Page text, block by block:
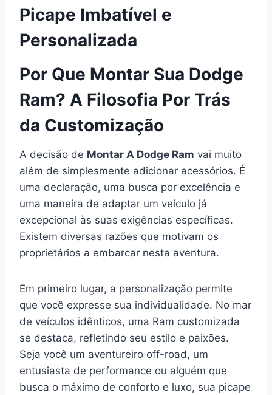
Picape Imbatível e
Personalizada
Por Que Montar Sua Dodge
Ram? A Filosofia Por Trás
da Customização
A decisão de Montar A Dodge Ram vai muito
além de simplesmente adicionar acessórios. É
uma declaração, uma busca por excelência e
uma maneira de adaptar um veículo já
excepcional às suas exigências específicas.
Existem diversas razões que motivam os
proprietários a embarcar nesta aventura.
Em primeiro lugar, a personalização permite
que você expresse sua individualidade. No mar
de veículos idênticos, uma Ram customizada
se destaca, refletindo seu estilo e paixões.
Seja você um aventureiro off-road, um
entusiasta de performance ou alguém que
busca o máximo de conforto e luxo, sua picape